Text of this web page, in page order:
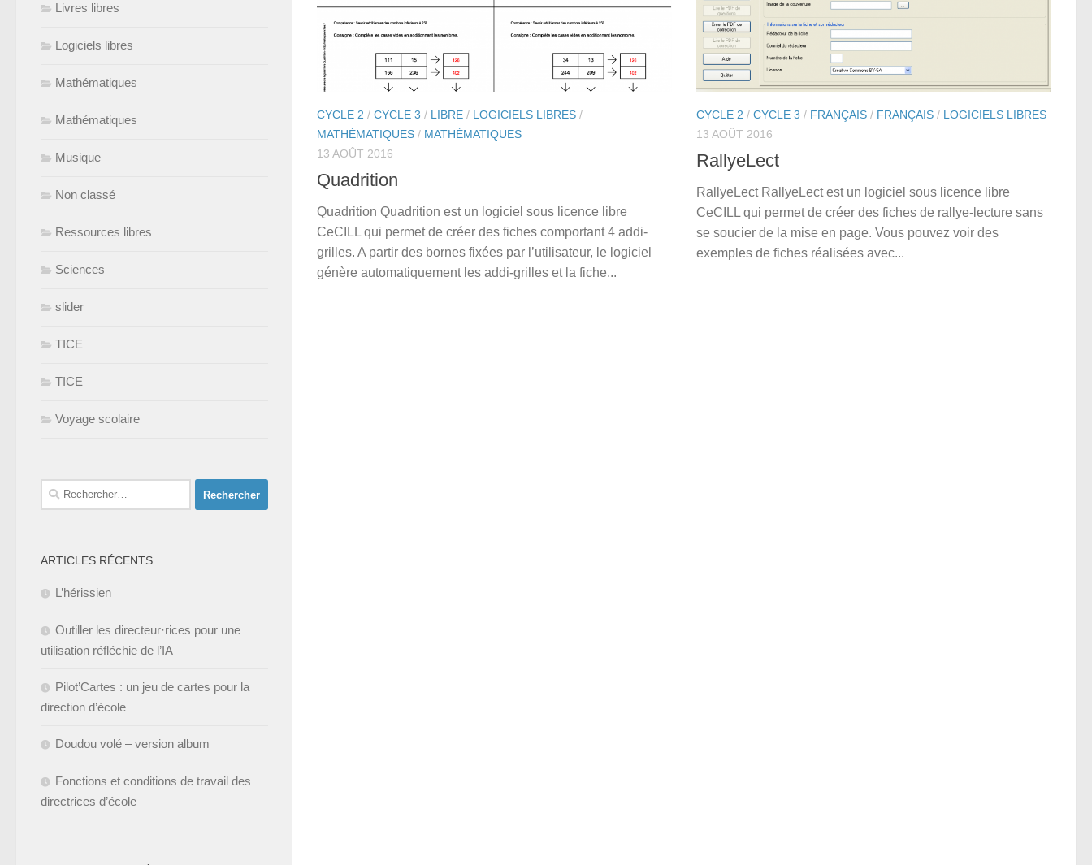
CYCLE 2 / CYCLE 3 / LIBRE / LOGICIELS LIBRES /
MATHÉMATIQUES / MATHÉMATIQUES
13 AOÛT 2016
Quadrition
Quadrition Quadrition est un logiciel sous licence libre
CeCILL qui permet de créer des fiches comportant 4 addi-
grilles. A partir des bornes fixées par l’utilisateur, le logiciel
génère automatiquement les addi-grilles et la fiche...
CYCLE 2 / CYCLE 3 / FRANÇAIS / FRANÇAIS / LOGICIELS LIBRES
13 AOÛT 2016
RallyeLect
RallyeLect RallyeLect est un logiciel sous licence libre
CeCILL qui permet de créer des fiches de rallye-lecture sans
se soucier de la mise en page. Vous pouvez voir des
exemples de fiches réalisées avec...
Livres libres
Logiciels libres
Mathématiques
Mathématiques
Musique
Non classé
Ressources libres
Sciences
slider
TICE
TICE
Voyage scolaire
Rechercher :
ARTICLES RÉCENTS
L’hérissien
Outiller les directeur·rices pour une
utilisation réfléchie de l’IA
Pilot’Cartes : un jeu de cartes pour la
direction d’école
Doudou volé – version album
Fonctions et conditions de travail des
directrices d’école